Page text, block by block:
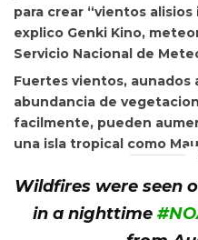
para crear “vientos
explico Genki Kino,
Servicio Nacional de
Fuertes vientos, aunados
abundancia de
facilmente, pueden
una isla tropical como
Wildfires were seen
in a nighttime